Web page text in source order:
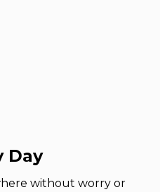
Day
without worry or